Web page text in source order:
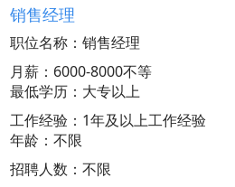
销售经理
职位名称：销售经理
月薪：6000-8000不等
最低学历：大专以上
工作经验：1年及以上工作经验
年龄：不限
招聘人数：不限